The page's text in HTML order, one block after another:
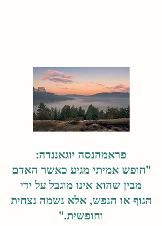
פראמהנסה יוגאננדה:
"חופש אמיתי מגיע כאשר האדם
מבין שהוא אינו מוגבל על ידי
הגוף או הנפש, אלא נשמה נצחית
וחופשית."